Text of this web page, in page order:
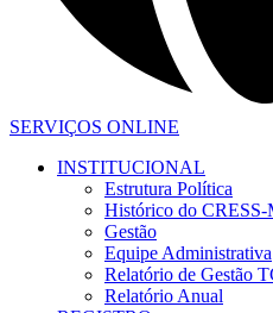
SERVIÇOS ONLINE
INSTITUCIONAL
Estrutura Política
Histórico do CRESS-
Gestão
Equipe Administrativa
Relatório de Gestão
Relatório Anual